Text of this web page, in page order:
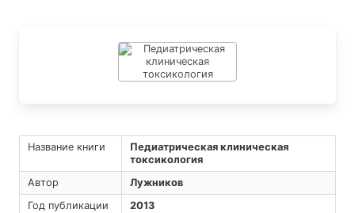
Название книги
Педиатрическая клиническая
токсикология
Автор
Лужников
Год публикации
2013